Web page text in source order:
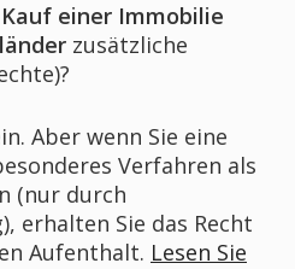
einer Immobilie
zusätzliche
Aber wenn Sie eine
Verfahren als
(nur durch
erhalten Sie das Recht
Aufenthalt. Lesen Sie